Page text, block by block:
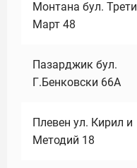
Монтана бул. Трети
Март 48
Пазарджик бул.
Г.Бенковски 66А
Плевен ул. Кирил и
Методий 18